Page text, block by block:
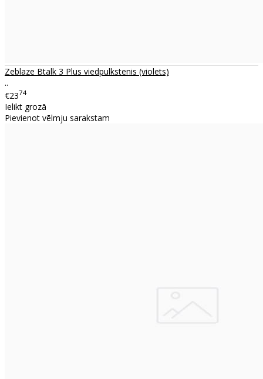
Zeblaze Btalk 3 Plus viedpulkstenis (violets)
..
€2374
Ielikt grozā
Pievienot vēlmju sarakstam